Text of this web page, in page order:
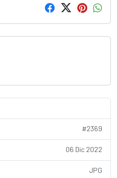
#2369
06 Dic 2022
JPG